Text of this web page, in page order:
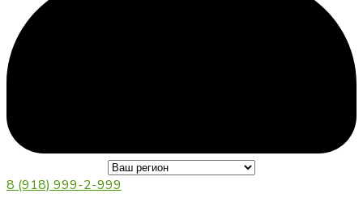
8 (918) 999-2-999